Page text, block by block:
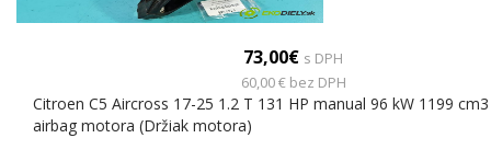
73,00€ s DPH
60,00 € bez DPH
Citroen C5 Aircross 17-25 1.2 T 131 HP manual 96 kW 1199
airbag motora (Držiak motora)